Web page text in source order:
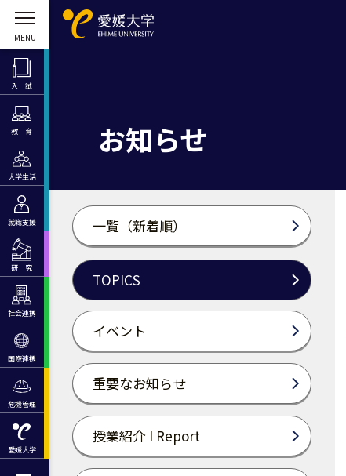
入 試
教 育
大学生活
就職支援
研 究
社会連携
国際連携
危機管理
愛媛大学
お知らせ
一覧（新着順）
TOPICS
イベント
重要なお知らせ
授業紹介 I Report